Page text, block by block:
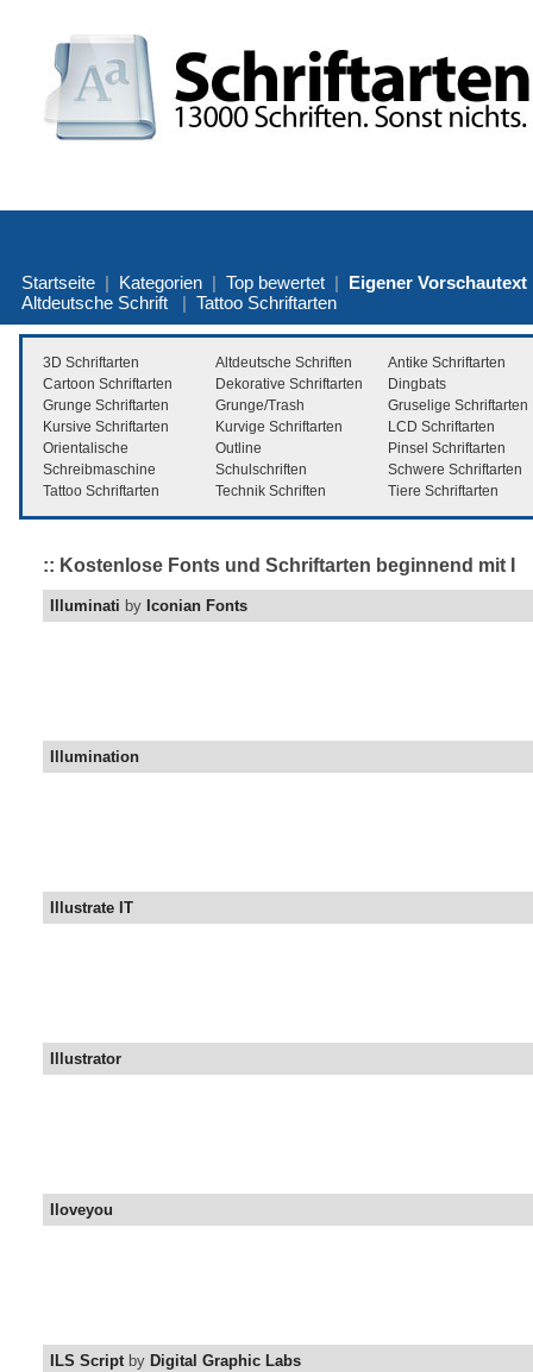
Startseite | Kategorien | Top bewertet | Eigener Vorschautext
Altdeutsche Schrift | Tattoo Schriftarten
3D Schriftarten Altdeutsche Schriften
Antike Schriftarten
Cartoon Schriftarten
Dekorative Schriftarten
Dingbats
Grunge Schriftarten
Grunge/Trash
Gruselige Schriftarten
Kursive Schriftarten
Kurvige Schriftarten
LCD Schriftarten
Orientalische
Outline
Pinsel Schriftarten
Schreibmaschine
Schulschriften
Schwere Schriftarten
Tattoo Schriftarten
Technik Schriften Tiere Schriftarten
:: Kostenlose Fonts und Schriftarten beginnend mit I
Illuminati by Iconian Fonts
Illumination
Illustrate IT
Illustrator
Iloveyou
ILS Scriptby Digital Graphic Labs